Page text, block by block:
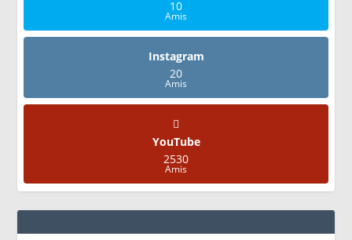
10
Amis
Instagram
20
Amis
YouTube
2530
Amis